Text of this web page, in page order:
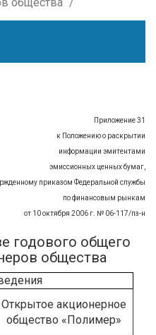
Приложение 31
к Положению о раскрытии
информации эмитентами
эмиссионных ценных бумаг,
приказом Федеральной службы
по финансовым рынкам
от 10 октября 2006 г. № 06-117/пз-н
годового общего
общества
Открытое акционерное
общество «Полимер»